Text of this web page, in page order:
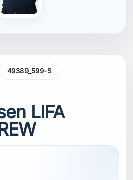
49389_599-S
LIFA